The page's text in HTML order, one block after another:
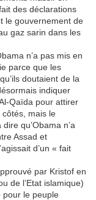
des déclarations
le gouvernement de
gaz sarin dans les
n’a pas mis en
parce que les
doutaient de la
indiquer
Qaïda pour attirer
mais le
qu’Obama n’a
Assad et
d’un « fait
par Kristof en
de l’Etat islamique)
pour le peuple